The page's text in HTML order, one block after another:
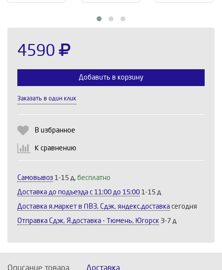
4590
Добавить в корзину
Заказать в один клик
В избранное
К сравнению
Самовывоз 1-15 д, бесплатно
Доставка до подъезда c 11:00 до 15:00 1-15 д
Доставка я.маркет в ПВЗ, Сдэк, яндекс.доставка сегодня
Отправка Сдэк, Я.доставка - Тюмень, Югорск 3-7 д
Описание товара Доставка